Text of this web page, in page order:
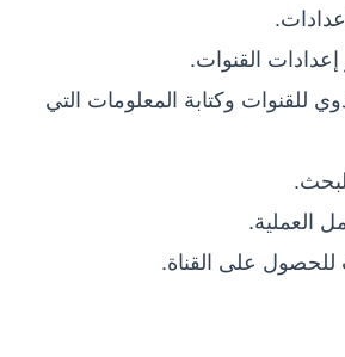
للقنوات وكتابة المعلومات التي